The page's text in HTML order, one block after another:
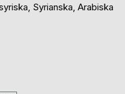
Syrianska, Arabiska